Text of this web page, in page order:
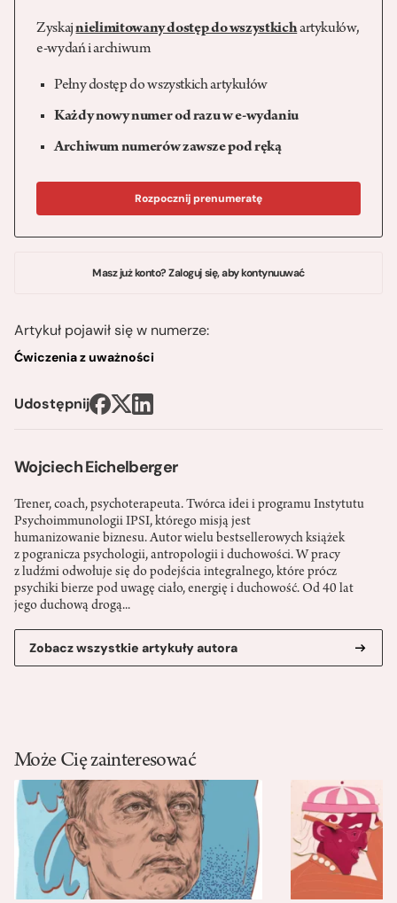
Wojciech Eichelberger
Trener, coach, psychoterapeuta. Twórca idei i programu Instytutu
Psychoimmunologii IPSI, którego misją jest
humanizowanie biznesu. Autor wielu bestsellerowych książek
z pogranicza psychologii, antropologii i duchowości. W pracy
z ludźmi odwołuje się do podejścia integralnego, które prócz
psychiki bierze pod uwagę ciało, energię i duchowość. Od 40 lat
jego duchową drogą...
Zobacz wszystkie artykuły autora
Zyskajnielimitowany dostęp do wszystkichartykułów,
e-wydań i archiwum
Pełny dostęp do wszystkich artykułów
Każdy nowy numer od razu w e-wydaniu
Archiwum numerów zawsze pod ręką
Rozpocznij prenumeratę
Masz już konto? Zaloguj się, aby kontynuuwać
Artykuł pojawił się w numerze:
Ćwiczenia z uważności
Udostępnij
Może Cię zainteresować